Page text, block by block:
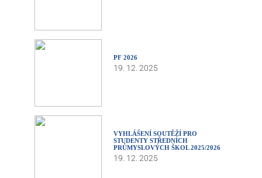
PF 2026
19. 12. 2025
VYHLÁŠENÍ SOUTĚŽÍ PRO
STUDENTY STŘEDNÍCH
PRŮMYSLOVÝCH ŠKOL 2025/2026
19. 12. 2025